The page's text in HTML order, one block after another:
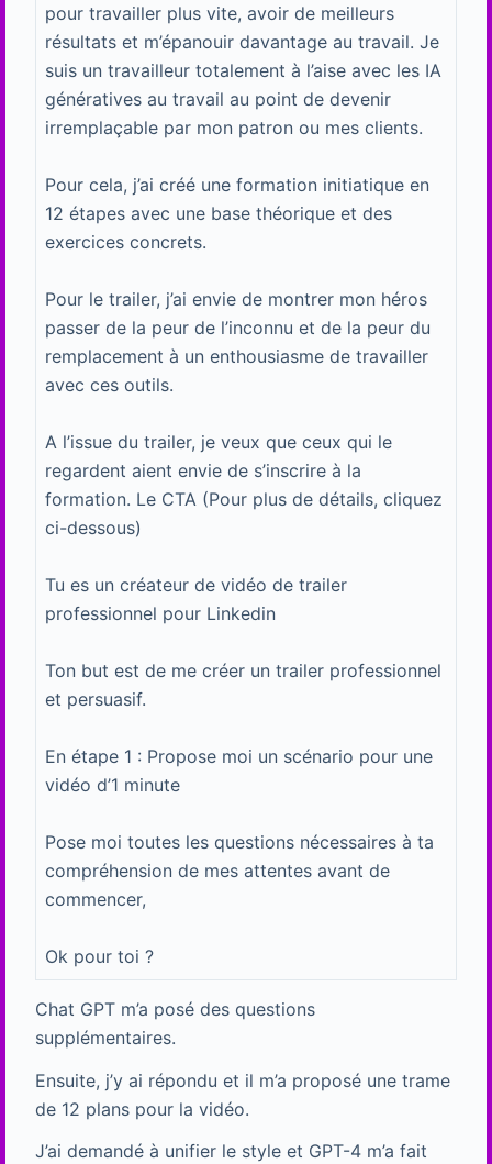
pour travailler plus vite, avoir de meilleurs
résultats et m’épanouir davantage au travail. Je
suis un travailleur totalement à l’aise avec les IA
génératives au travail au point de devenir
irremplaçable par mon patron ou mes clients.
Pour cela, j’ai créé une formation initiatique en
12 étapes avec une base théorique et des
exercices concrets.
Pour le trailer, j’ai envie de montrer mon héros
passer de la peur de l’inconnu et de la peur du
remplacement à un enthousiasme de travailler
avec ces outils.
A l’issue du trailer, je veux que ceux qui le
regardent aient envie de s’inscrire à la
formation. Le CTA (Pour plus de détails, cliquez
ci-dessous)
Tu es un créateur de vidéo de trailer
professionnel pour Linkedin
Ton but est de me créer un trailer professionnel
et persuasif.
En étape 1 : Propose moi un scénario pour une
vidéo d’1 minute
Pose moi toutes les questions nécessaires à ta
compréhension de mes attentes avant de
commencer,
Ok pour toi ?
Chat GPT m’a posé des questions
supplémentaires.
Ensuite, j’y ai répondu et il m’a proposé une trame
de 12 plans pour la vidéo.
J’ai demandé à unifier le style et GPT-4 m’a fait